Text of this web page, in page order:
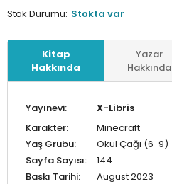
Stok Durumu: Stokta var
Kitap
Hakkında
Yazar
Hakkında
Yayınevi:
X-Libris
Karakter:
Minecraft
Yaş Grubu:
Okul Çağı (6-9)
Sayfa Sayısı:
144
Baskı Tarihi:
August 2023